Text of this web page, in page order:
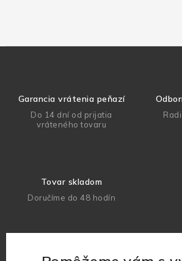
Garancia vrátenia peňazí
Do 14 dní od prijatia
vráteného tovaru
Tovar skladom
Doručíme do 48 hodín